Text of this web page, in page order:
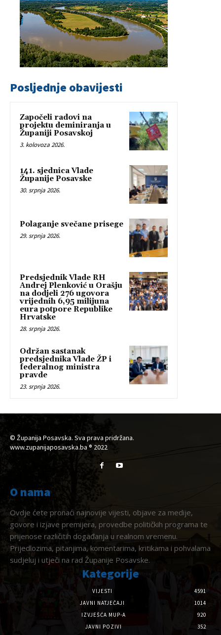
Posljednje obavijesti
Započeli radovi na
projektu deminiranja u
Županiji Posavskoj
3. kolovoza 2026.
141. sjednica Vlade
Županije Posavske
30. srpnja 2026.
Polaganje svečane prisege
29. srpnja 2026.
Predsjednik Vlade RH
Andrej Plenković u Orašju
na dodjeli 276 ugovora
vrijednih 6,95 milijuna
eura potpore Republike
Hrvatske
28. srpnja 2026.
Održan sastanak
predsjednika Vlade ŽP i
federalnog ministra
pravde
23. srpnja 2026.
© Županija Posavska. Sva prava pridržana.
www.zupanijaposavska.ba ® 2022
O nama
Ovdje ćete pronaći najnovije vijesti, objave za medije,
govore i izjave premijera, provedbe političkih programa te
prijenose različitih događanja u realnom vremenu.
Prijedlozima, pitanjima, komentarima, kritikama i pohvalama
sudjeluj i utječi na rad Županije Posavske.
Kategorije
VIJESTI
4591
JAVNI NATJEČAJI
1014
IZVJEŠĆA MUP-A
920
JAVNI POZIVI
352